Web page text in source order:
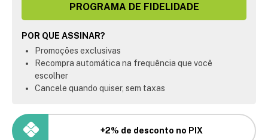
PROGRAMA DE FIDELIDADE
POR QUE ASSINAR?
Promoções exclusivas
Recompra automática na frequência que você
escolher
Cancele quando quiser, sem taxas
+2% de desconto no PIX